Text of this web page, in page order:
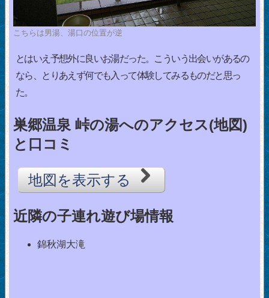
こちらは男湯、湯口の位置が逆
とはいえ予想外に良いお湯だった。こういう出会いがあるの
なら、とりあえず何でも入って体験してみるものだと思っ
た。
巣郷温泉 峠の湯へのアクセス(地図)
と口コミ
地図を表示する
近隣の子連れ遊び場情報
錦秋湖大滝